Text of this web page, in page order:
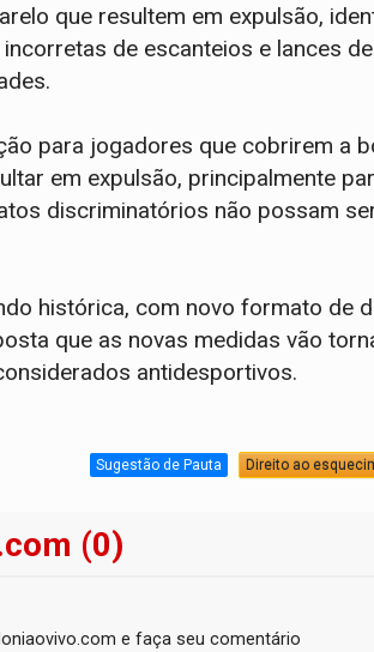
que resultem em expulsão,
de escanteios e lances
para jogadores que cobrirem a
em expulsão, principalmente
discriminatórios não possam
histórica, com novo formato de
que as novas medidas vão
antidesportivos.
Sugestão de Pauta Direito ao
(0)
e faça seu comentário